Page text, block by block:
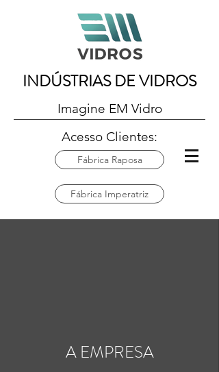
INDÚSTRIAS DE VIDROS
Imagine EM Vidro
Fábrica Raposa
Acesso Clientes:
Fábrica Imperatriz
A EMPRESA